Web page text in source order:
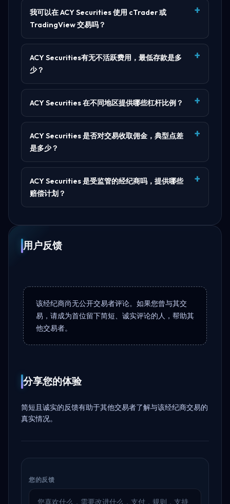
我可以在 ACY Securities 使用 cTrader 或
TradingView 交易吗？
ACY Securities有无不活跃费用，最低存款是多
少？
ACY Securities 在不同地区提供哪些杠杆比例？
ACY Securities 是否对交易收取佣金，典型点差
是多少？
ACY Securities 是受监管的经纪商吗，提供哪些
赔偿计划？
用户反馈
该经纪商尚无公开交易者评论。如果您曾与其交
易，请成为首位留下简短、诚实评论的人，帮助其
他交易者。
分享您的体验
简短且诚实的反馈有助于其他交易者了解与该经纪商交易的
真实情况。
您的反馈